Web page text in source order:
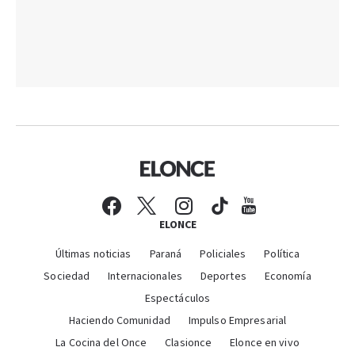
ELONCE
Últimas noticias Paraná Policiales
Política
Sociedad
Internacionales Deportes
Economía
Espectáculos
Haciendo Comunidad
Impulso Empresarial
La Cocina del Once
Clasionce Elonce en vivo